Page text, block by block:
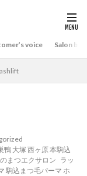
voice Salon
鴨 大塚 西ヶ原 本駒込
まつエクサロン ラッ
駒込まつ毛パーマ ホ